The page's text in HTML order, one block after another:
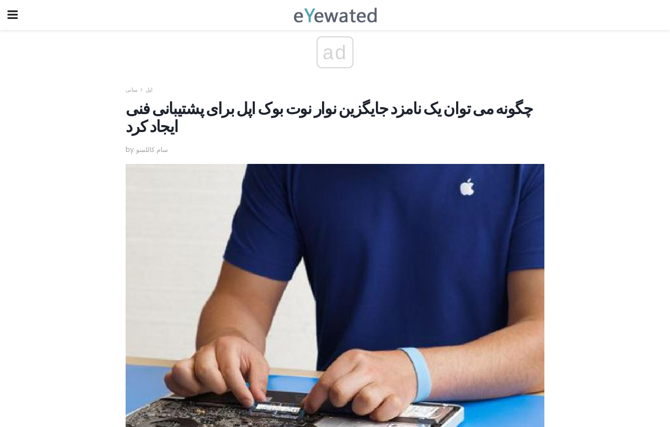
ad
اپل مبانی
چگونه می توان یک نامزد جایگزین نوار نوت بوک اپل برای پشتیبانی فنی
ایجاد کرد
by سام کاللسو